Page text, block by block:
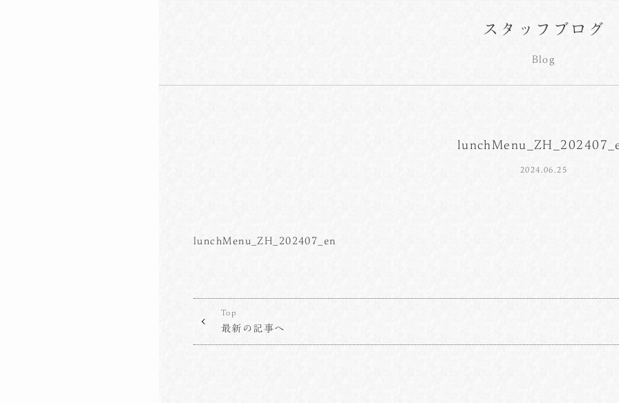
スタッフブログ
Blog
2024.06.25
lunchMenu_ZH_202407_en
Top
最新の記事へ